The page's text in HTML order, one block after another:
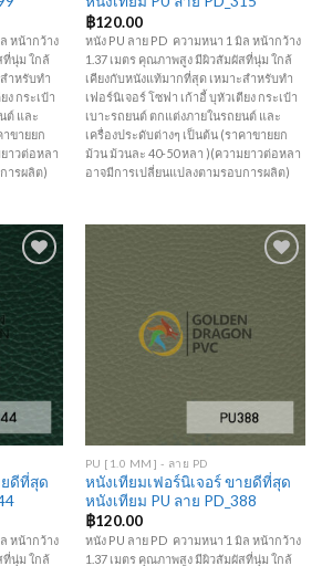
หน้ากว้าง
ที่นุ่ม ใกล้
ำหรับทำ
ง กระเป๋า
ต์ และ
าขายยก
าวต่อหลา
ารผลิต)
฿120.00
หนัง PU ลาย PD ความหนา 1 มิล หน้ากว้าง
1.37 เมตร คุณภาพสูง มีผิวสัมผัสที่นุ่ม ใกล้
เคียงกับหนังแท้มากที่สุด เหมาะสำหรับทำ
เฟอร์นิเจอร์ โซฟา เก้าอี้ บุหัวเตียง กระเป๋า
เบาะรถยนต์ ตกแต่งภายในรถยนต์ และ
เครื่องประดับต่างๆ เป็นต้น (ราคาขายยก
ม้วน ม้วนละ 40-50 หลา )(ความยาวต่อหลา
อาจมีการเปลี่ยนแปลงตามรอบการผลิต)
Add to
Wishlist
ยดีที่สุด
หน้ากว้าง
ที่นุ่ม ใกล้
Wishlist
PU [1.0 MM] - ลาย PD
หนังเทียมเฟอร์นิเจอร์ ขายดีที่สุด
หนังเทียม PU ลาย PD_388
฿120.00
หนัง PU ลาย PD ความหนา 1 มิล หน้ากว้าง
1.37 เมตร คุณภาพสูง มีผิวสัมผัสที่นุ่ม ใกล้